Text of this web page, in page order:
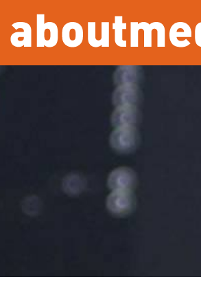
Overslaan en naar de inhoud gaan